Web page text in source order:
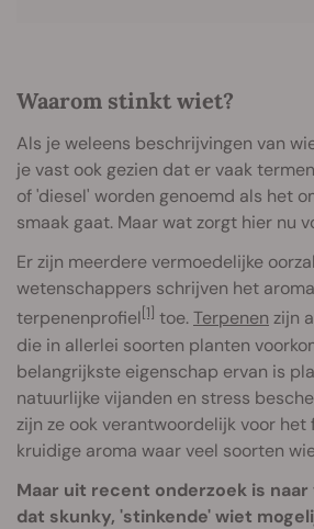
Waarom stinkt wiet?
Als je weleens beschrijvingen van
je vast ook gezien dat er vaak
of 'diesel' worden genoemd als het
smaak gaat. Maar wat zorgt hier nu
Er zijn meerdere vermoedelijke
wetenschappers schrijven het
terpenenprofiel[1] toe.Terpenen zijn
die in allerlei soorten planten
belangrijkste eigenschap ervan is
natuurlijke vijanden en stress
zijn ze ook verantwoordelijk voor het
kruidige aroma waar veel soorten
Maar uit recent onderzoek is
dat skunky, 'stinkende' wiet